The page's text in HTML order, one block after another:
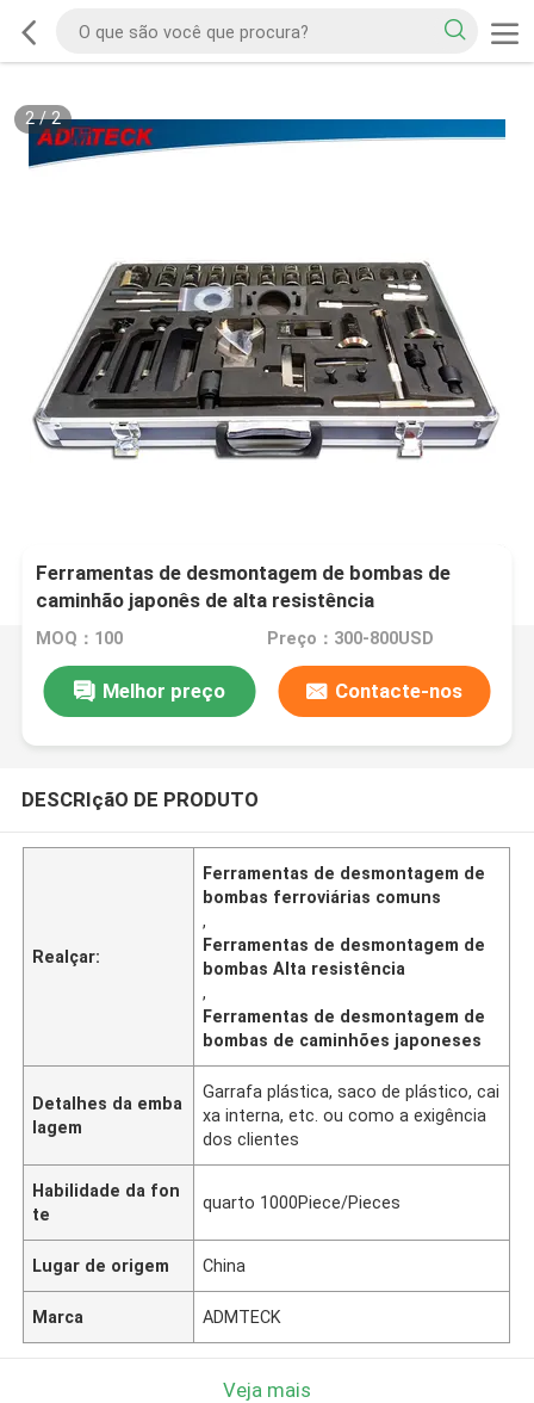
2/2
Ferramentas de desmontagem de bombas de
caminhão japonês de alta resistência
MOQ：100 Preço：300-800USD
Melhor preço Contacte-nos
DESCRIçãO DE PRODUTO
Realçar:
Ferramentas de desmontagem de
bombas ferroviárias comuns
,
Ferramentas de desmontagem de
bombas Alta resistência
,
Ferramentas de desmontagem de
bombas de caminhões japoneses
Detalhes da emba
lagem
Garrafa plástica, saco de plástico, cai
xa interna, etc. ou como a exigência
dos clientes
Habilidade da fon
te
quarto 1000Piece/Pieces
Lugar de origem China
Marca ADMTECK
Veja mais